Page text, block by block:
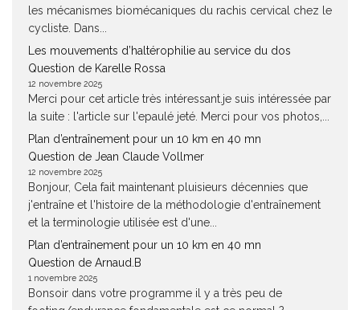
les mécanismes biomécaniques du rachis cervical chez le
cycliste. Dans...
Les mouvements d’haltérophilie au service du dos
Question de Karelle Rossa
12 novembre 2025
Merci pour cet article très intéressant.je suis intéressée par
la suite : l'article sur l'epaulé jeté. Merci pour vos photos,...
Plan d’entraînement pour un 10 km en 40 mn
Question de Jean Claude Vollmer
12 novembre 2025
Bonjour, Cela fait maintenant pluisieurs décennies que
j'entraîne et l'histoire de la méthodologie d'entraînement
et la terminologie utilisée est d'une...
Plan d’entraînement pour un 10 km en 40 mn
Question de Arnaud.B
1 novembre 2025
Bonsoir dans votre programme il y a très peu de